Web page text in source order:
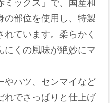
ミックス」で、国産和
の部位を使用し、特製
ています。柔らかく
にくの風味が絶妙にマ
やハツ、センマイなど
れでさっぱりと仕上げ